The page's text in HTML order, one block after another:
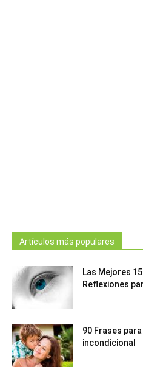
Artículos más populares
Las Mejores
Reflexiones
90 Frases
incondicional